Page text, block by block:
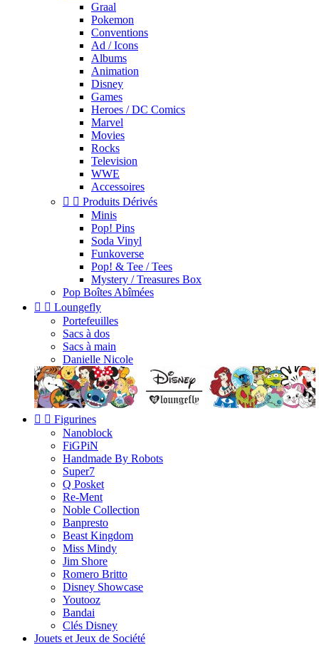
Graal
Pokemon
Conventions
Ad / Icons
Albums
Animation
Disney
Games
Heroes / DC Comics
Marvel
Movies
Rocks
Television
WWE
Accessoires
  Produits Dérivés
Minis
Pop! Pins
Soda Vinyl
Funkoverse
Pop! & Tee / Tees
Mystery / Treasures Box
Pop Boîtes Abîmées
  Loungefly
Portefeuilles
Sacs à dos
Sacs à main
Danielle Nicole
  Figurines
Nanoblock
FiGPiN
Handmade By Robots
Super7
Q Posket
Re-Ment
Noble Collection
Banpresto
Beast Kingdom
Miss Mindy
Jim Shore
Romero Britto
Disney Showcase
Youtooz
Bandai
Clés Disney
Jouets et Jeux de Société